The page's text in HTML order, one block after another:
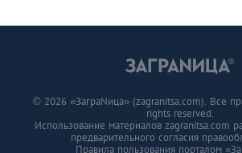
© 2026 «ЗаграNица» (zagranitsa.com). Все
rights reserved.
Использование материалов zagranitsa.com
предварительного согласия
Правила пользования порталом